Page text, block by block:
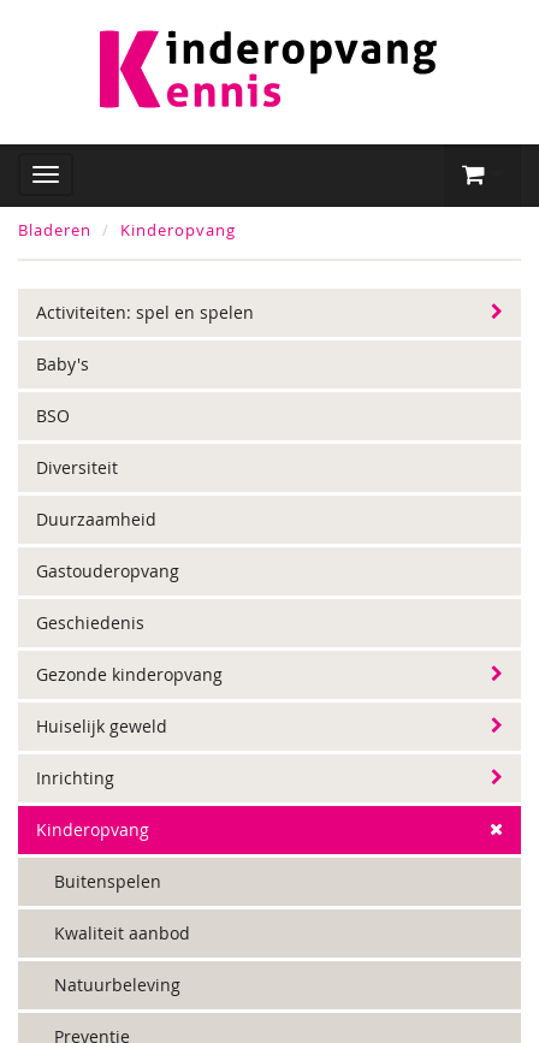
Bladeren Kinderopvang
Activiteiten: spel en spelen
Baby's
BSO
Diversiteit
Duurzaamheid
Gastouderopvang
Geschiedenis
Gezonde kinderopvang
Huiselijk geweld
Inrichting
Kinderopvang
Buitenspelen
Kwaliteit aanbod
Natuurbeleving
Preventie